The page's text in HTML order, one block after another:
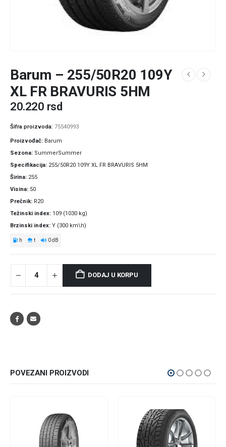
Barum – 255/50R20 109Y
XL FR BRAVURIS 5HM
20.220 rsd
Šifra proizvoda: 75540993
Proizvođač Barum
Sezona SummerSummer
Specifikacija 255/50R20 109Y XL FR BRAVURIS 5HM
Širina 255
Visina 50
Prečnik R20
Težinski index 109 (1030 kg)
Brzinski index Y (300 km\h)
h t 0 dB
DODAJ U KORPU
POVEZANI PROIZVODI